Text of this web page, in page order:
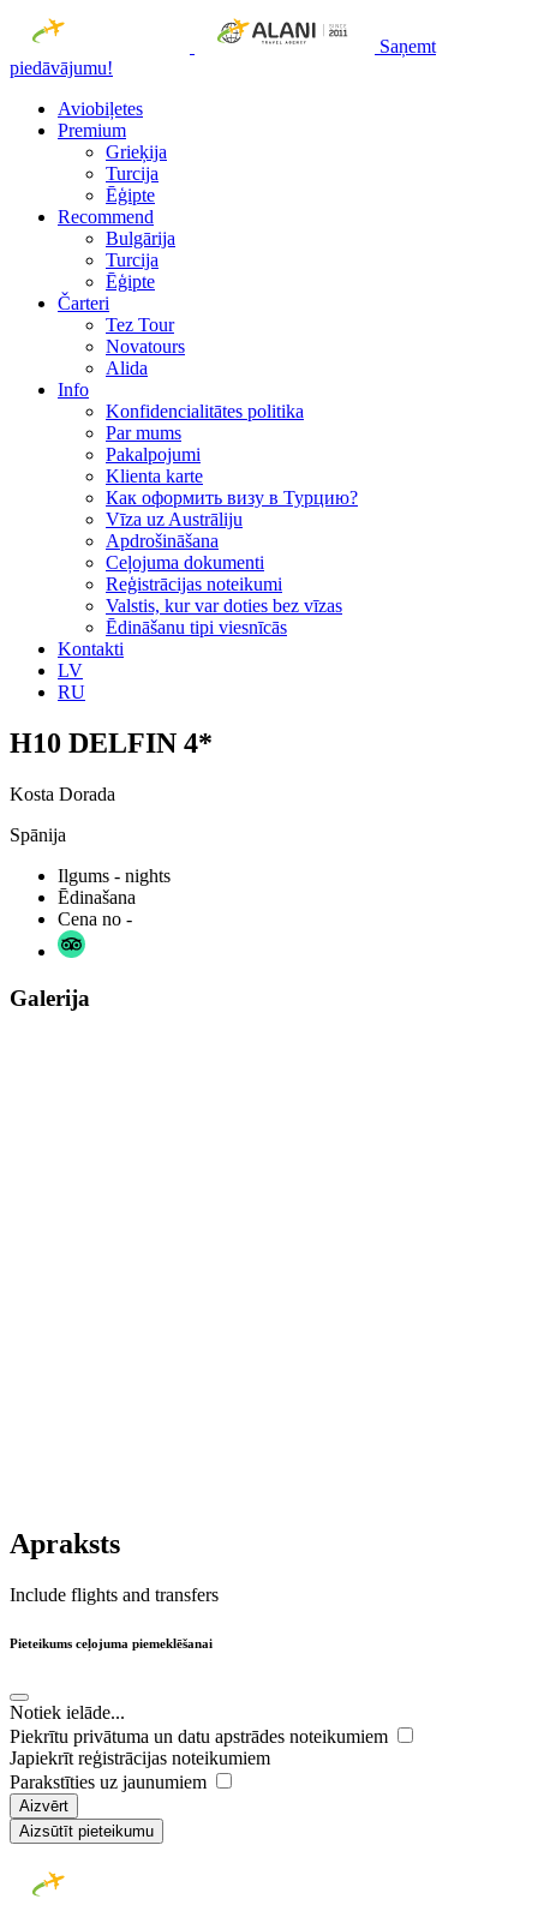
Saņemt
piedāvājumu!
Aviobiļetes
Premium
Grieķija
Turcija
Ēģipte
Recommend
Bulgārija
Turcija
Ēģipte
Čarteri
Tez Tour
Novatours
Alida
Info
Konfidencialitātes politika
Par mums
Рakalpojumi
Klienta karte
Как оформить визу в Турцию?
Vīza uz Austrāliju
Apdrošināšana
Ceļojuma dokumenti
Reģistrācijas noteikumi
Valstis, kur var doties bez vīzas
Ēdināšanu tipi viesnīcās
Kontakti
LV
RU
H10 DELFIN 4*
Kosta Dorada
Spānija
Ilgums - nights
Ēdinašana
Cena no -
Galerija
Apraksts
Include flights and transfers
Pieteikums ceļojuma piemeklēšanai
Notiek ielāde...
Piekrītu privātuma un datu apstrādes noteikumiem
Japiekrīt reģistrācijas noteikumiem
Parakstīties uz jaunumiem
Aizvērt
Aizsūtīt pieteikumu